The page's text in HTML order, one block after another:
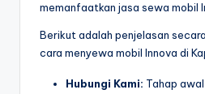
memanfaatkan jasa sewa mobil
Berikut adalah penjelasan
cara menyewa mobil Innova di
Hubungi Kami: Tahap